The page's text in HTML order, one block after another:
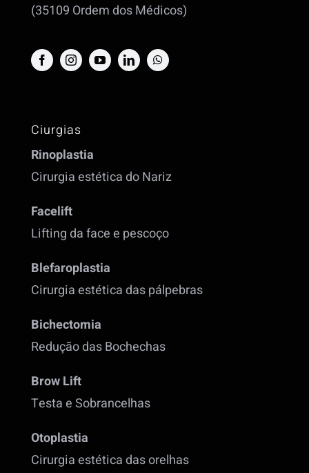
(35109 Ordem dos Médicos)
Ciurgias
Rinoplastia
Cirurgia estética do Nariz
Facelift
Lifting da face e pescoço
Blefaroplastia
Cirurgia estética das pálpebras
Bichectomia
Redução das Bochechas
Brow Lift
Testa e Sobrancelhas
Otoplastia
Cirurgia estética das orelhas